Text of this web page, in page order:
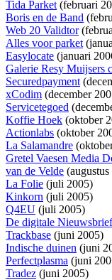
Tida Parket(februari
Boris en de Band
Web 20 Validtor
Alles voor parket
Easylocate (januari
Galerie Resy Muijsers
Securedpayment
xCodim (december
Servicetegoed
Koffie Hoek (oktober
Actionlabs (oktober
La Salamandre
Gretel Vaesen Media
van de Velde
La Folie (juli 2005)
Kinkorn (juli 2005)
Q4EU (juli 2005)
De digitale Nieuwsbrief
Trackbase (juni 2005)
Indische duinen (juni
Perfectplasma (juni
Tradez (juni 2005)